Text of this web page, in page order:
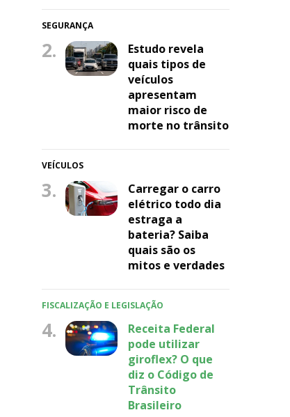
SEGURANÇA
2.
Estudo revela
quais tipos de
veículos
apresentam
maior risco de
morte no trânsito
VEÍCULOS
3.
Carregar o carro
elétrico todo dia
estraga a
bateria? Saiba
quais são os
mitos e verdades
FISCALIZAÇÃO E LEGISLAÇÃO
4.
Receita Federal
pode utilizar
giroflex? O que
diz o Código de
Trânsito
Brasileiro